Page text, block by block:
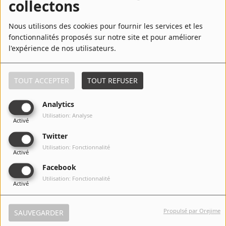
collectons
Nous utilisons des cookies pour fournir les services et les
fonctionnalités proposés sur notre site et pour améliorer
l'expérience de nos utilisateurs.
TOUT ACCEPTER TOUT REFUSER
Analytics
Activé
Utilisation: Analyse
Twitter
Activé
Utilisation: Fonctionnalité
Facebook
Activé
Utilisation: Fonctionnalité
SAUVEGARDER Propulsé par Orejime
Contact
Régie Publicitaire
Fréquences
Recherche d'un titre
référence dans le paysage radiophonique belge.
Marvin a commencé sa carrière très jeune et a su se faire
remarquer grâce à son talent et sa passion.
Commentaires(0)
Connectez-vous pour commenter cet article